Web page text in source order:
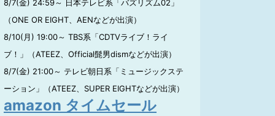
8/7(金) 24:59～ 日本テレビ系「バズリズム02」
（ONE OR EIGHT、AENなどが出演）
8/10(月) 19:00～ TBS系「CDTVライブ！ライ
ブ！」（ATEEZ、Official髭男dismなどが出演）
8/7(金) 21:00～ テレビ朝日系「ミュージックステ
ーション」（ATEEZ、SUPER EIGHTなどが出演）
amazon タイムセール